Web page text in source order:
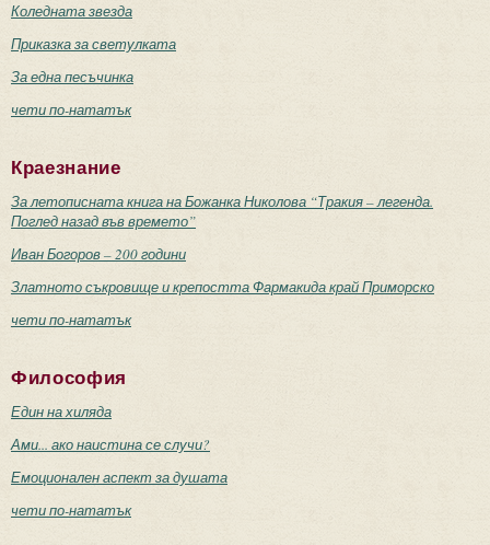
Коледната звезда
Приказка за светулката
За една песъчинка
чети по-нататък
Краезнание
За летописната книга на Божанка Николова “Тракия – легенда.
Поглед назад във времето”
Иван Богоров – 200 години
Златното съкровище и крепостта Фармакида край Приморско
чети по-нататък
Философия
Един на хиляда
Ами... ако наистина се случи?
Емоционален аспект за душата
чети по-нататък